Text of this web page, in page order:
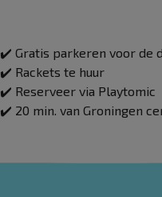
✔️ Gratis parkeren voor de
✔️ Rackets te huur
✔️ Reserveer via Playtomic
✔️ 20 min. van Groningen